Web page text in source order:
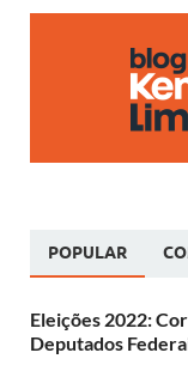
POPULAR
Eleições 2022:
Deputados